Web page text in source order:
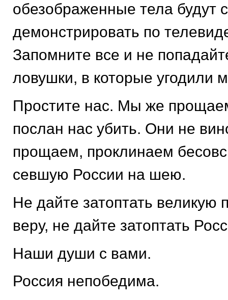
обезображенные тела будут
демонстрировать по
Запомните все и не
ловушки, в которые угодили
Простите нас. Мы же
послан нас убить. Они не
прощаем, проклинаем
севшую России на шею.
Не дайте затоптать великую
веру, не дайте затоптать
Наши души с вами.
Россия непобедима.